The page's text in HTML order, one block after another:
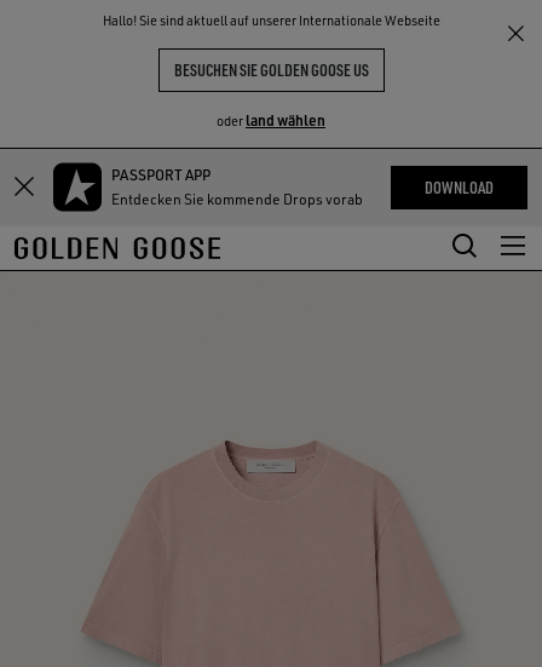
Hallo! Sie sind aktuell auf unserer Internationale Webseite
BESUCHEN SIE GOLDEN GOOSE US
oder land wählen
Zum
Hauptinhalt
springen
Zum
Footer-
Inhalt
springen
PASSPORT APP
Entdecken Sie kommende Drops vorab
DOWNLOAD
ERLEBNISSE THE
COMMUNITY